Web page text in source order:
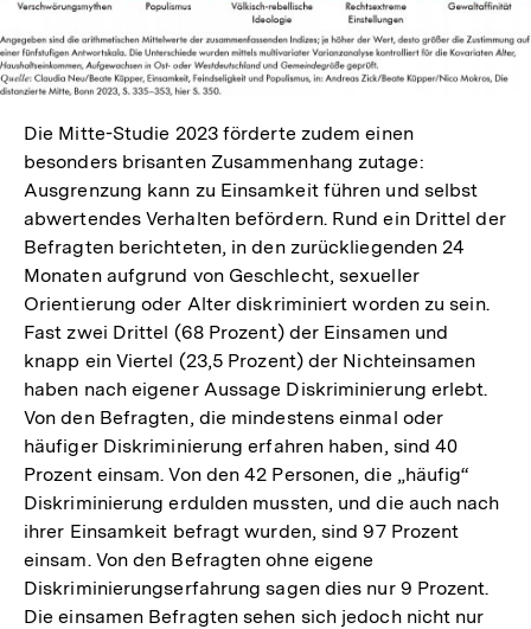
Die Mitte-Studie 2023 förderte zudem einen
besonders brisanten Zusammenhang zutage:
Ausgrenzung kann zu Einsamkeit führen und selbst
abwertendes Verhalten befördern. Rund ein Drittel der
Befragten berichteten, in den zurückliegenden 24
Monaten aufgrund von Geschlecht, sexueller
Orientierung oder Alter diskriminiert worden zu sein.
Fast zwei Drittel (68 Prozent) der Einsamen und
knapp ein Viertel (23,5 Prozent) der Nichteinsamen
haben nach eigener Aussage Diskriminierung erlebt.
Von den Befragten, die mindestens einmal oder
häufiger Diskriminierung erfahren haben, sind 40
Prozent einsam. Von den 42 Personen, die „häufig“
Diskriminierung erdulden mussten, und die auch nach
ihrer Einsamkeit befragt wurden, sind 97 Prozent
einsam. Von den Befragten ohne eigene
Diskriminierungserfahrung sagen dies nur 9 Prozent.
Die einsamen Befragten sehen sich jedoch nicht nur